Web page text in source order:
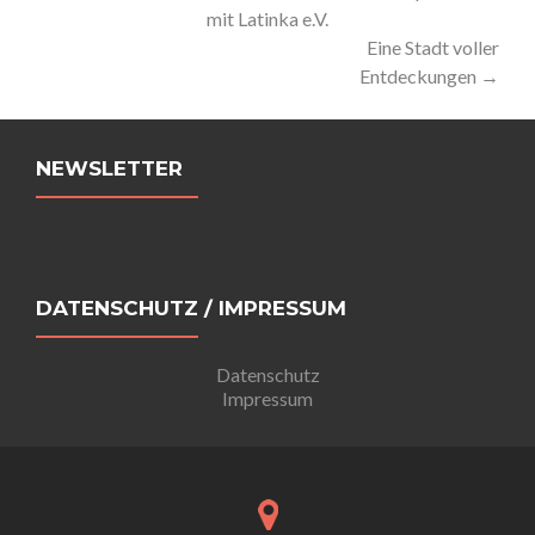
Navigationmit Latinka e.V.
Eine Stadt voller
Entdeckungen →
NEWSLETTER
DATENSCHUTZ / IMPRESSUM
Datenschutz
Impressum